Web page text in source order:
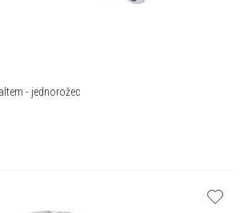
- jednorožec